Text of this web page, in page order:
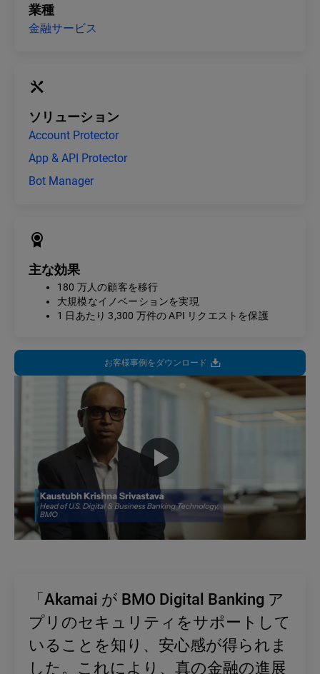
「Akamai が BMO Digital Banking ア
プリのセキュリティをサポートして
いることを知り、安心感が得られま
した。これにより、真の金融の進展
業種
金融サービス
ソリューション
Account Protector
App & API Protector
Bot Manager
主な効果
180 万人の顧客を移行
大規模なイノベーションを実現
1 日あたり 3,300 万件の API リクエストを保護
お客様事例をダウンロード